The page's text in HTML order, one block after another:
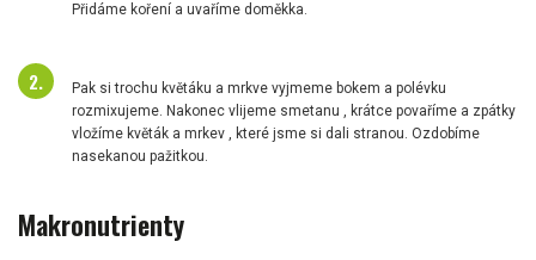
Přidáme koření a uvaříme doměkka.
Pak si trochu květáku a mrkve vyjmeme bokem a polévku
rozmixujeme. Nakonec vlijeme smetanu , krátce povaříme a zpátky
vložíme květák a mrkev , které jsme si dali stranou. Ozdobíme
nasekanou pažitkou.
Makronutrienty